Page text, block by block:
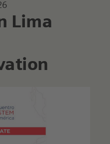
Lima